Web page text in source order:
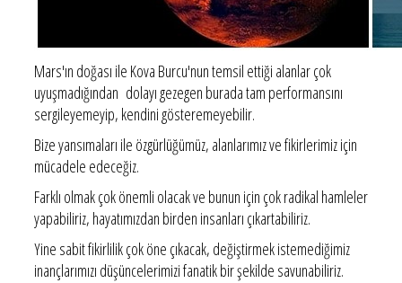
Mars'ın doğası ile Kova Burcu'nun temsil ettiği alanlar çok
uyuşmadığından dolayı gezegen burada tam performansını
sergileyemeyip, kendini gösteremeyebilir.
Bize yansımaları ile özgürlüğümüz, alanlarımız ve fikirlerimiz için
mücadele edeceğiz.
Farklı olmak çok önemli olacak ve bunun için çok radikal hamleler
yapabiliriz, hayatımızdan birden insanları çıkartabiliriz.
Yine sabit fikirlilik çok öne çıkacak, değiştirmek istemediğimiz
inançlarımızı düşüncelerimizi fanatik bir şekilde savunabiliriz.